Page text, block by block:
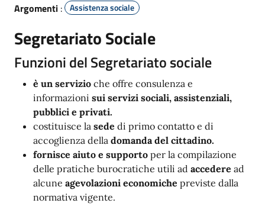
Argomenti : Assistenza sociale
Segretariato Sociale
Funzioni del Segretariato sociale
è un servizio che offre consulenza e
informazioni sui servizi sociali, assistenziali,
pubblici e privati.
costituisce la sede di primo contatto e di
accoglienza della domanda del cittadino.
fornisce aiuto e supporto per la compilazione
delle pratiche burocratiche utili ad accedere ad
alcune agevolazioni economiche previste dalla
normativa vigente.